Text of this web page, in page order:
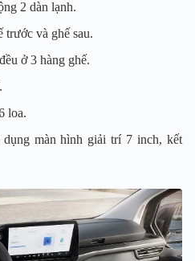
2 dàn lạnh.
trước và ghế sau.
ở 3 hàng ghế.
loa.
dụng màn hình giải trí 7 inch, kết